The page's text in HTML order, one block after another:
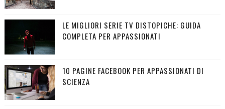
LE MIGLIORI SERIE TV DISTOPICHE: GUIDA
COMPLETA PER APPASSIONATI
10 PAGINE FACEBOOK PER APPASSIONATI DI
SCIENZA